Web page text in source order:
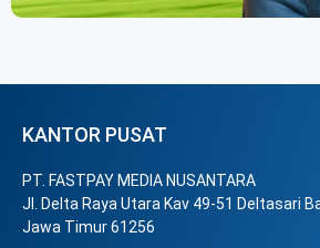
KANTOR PUSAT
PT. FASTPAY MEDIA NUSANTARA
Jl. Delta Raya Utara Kav 49-51 Deltasari
Jawa Timur 61256